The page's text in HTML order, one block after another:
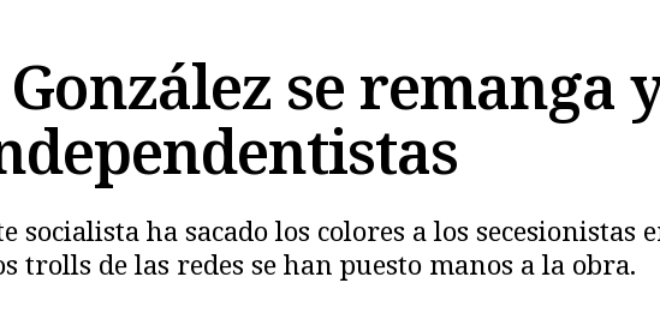
se remanga
socialista ha sacado los colores a los secesionistas
trolls de las redes se han puesto manos a la obra.